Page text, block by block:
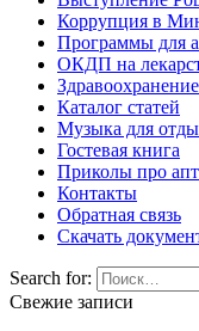
Коррупция в
Программы для
ОКДП на
Каталог статей
Музыка для
Гостевая книга
Приколы про
Контакты
Обратная связь
Скачать
Search for:
Свежие записи